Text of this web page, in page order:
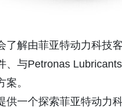
了解由菲亚特动力科技
、与Petronas
。
供一个探索菲亚特动力